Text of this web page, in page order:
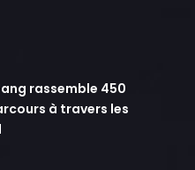
rassemble 450
à travers les